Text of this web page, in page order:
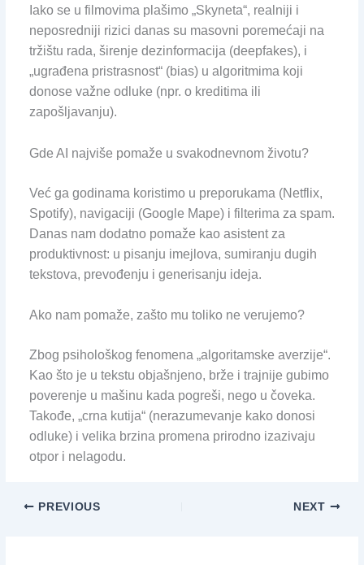
Iako se u filmovima plašimo „Skyneta“, realniji i
neposredniji rizici danas su masovni poremećaji na
tržištu rada, širenje dezinformacija (deepfakes), i
„ugrađena pristrasnost“ (bias) u algoritmima koji
donose važne odluke (npr. o kreditima ili
zapošljavanju).
Gde AI najviše pomaže u svakodnevnom životu?
Već ga godinama koristimo u preporukama (Netflix,
Spotify), navigaciji (Google Mape) i filterima za spam.
Danas nam dodatno pomaže kao asistent za
produktivnost: u pisanju imejlova, sumiranju dugih
tekstova, prevođenju i generisanju ideja.
Ako nam pomaže, zašto mu toliko ne verujemo?
Zbog psihološkog fenomena „algoritamske averzije“.
Kao što je u tekstu objašnjeno, brže i trajnije gubimo
poverenje u mašinu kada pogreši, nego u čoveka.
Takođe, „crna kutija“ (nerazumevanje kako donosi
odluke) i velika brzina promena prirodno izazivaju
otpor i nelagodu.
PREVIOUS NEXT